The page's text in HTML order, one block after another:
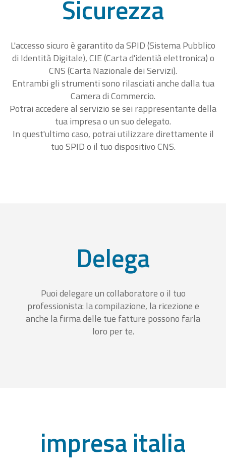
Sicurezza
L'accesso sicuro è garantito da SPID (Sistema Pubblico
di Identità Digitale), CIE (Carta d'identià elettronica) o
CNS (Carta Nazionale dei Servizi).
Entrambi gli strumenti sono rilasciati anche dalla tua
Camera di Commercio.
Potrai accedere al servizio se sei rappresentante della
tua impresa o un suo delegato.
In quest'ultimo caso, potrai utilizzare direttamente il
tuo SPID o il tuo dispositivo CNS.
Delega
Puoi delegare un collaboratore o il tuo
professionista: la compilazione, la ricezione e
anche la firma delle tue fatture possono farla
loro per te.
impresa italia